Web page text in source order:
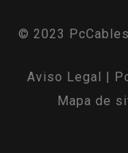
© 2023
Aviso Legal
Mapa de